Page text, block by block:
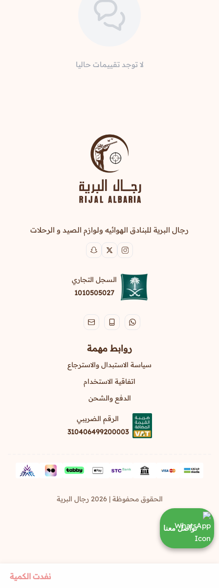
نفدت الكمية
لا توجد تقييمات حاليا
رجال البرية للبنادق الهوائيه ولوازم الصيد و الرحلات
السجل التجاري
1010505027
روابط مهمة
سياسة الاستبدال والاسترجاع
اتفاقية الاستخدام
الدفع والشحن
الرقم الضريبي
310406499200003
الحقوق محفوظة | 2026 رجال البرية
تواصل معنا